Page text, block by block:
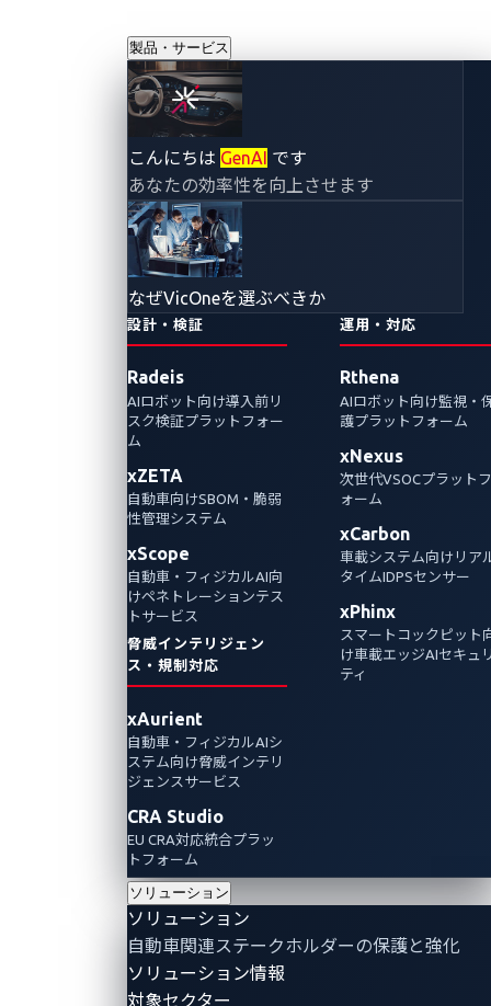
製品・サービス
こんにちは GenAI です
あなたの効率性を向上させます
なぜVicOneを選ぶべきか
設計・検証
Radeis
AIロボット向け導入前リ
スク検証プラットフォー
ム
xZETA
自動車向けSBOM・脆弱
性管理システム
xScope
自動車・フィジカルAI向
けペネトレーションテス
トサービス
脅威インテリジェン
ス・規制対応
xAurient
自動車・フィジカルAIシ
ステム向け脅威インテリ
ジェンスサービス
CRA Studio
EU CRA対応統合プラッ
トフォーム
運用・対応
Rthena
AIロボット向け監視・
護プラットフォーム
xNexus
次世代VSOCプラットフ
ォーム
xCarbon
車載システム向けリア
タイムIDPSセンサー
xPhinx
スマートコックピット
け車載エッジAIセキュ
ティ
ソリューション
ソリューション
自動車関連ステークホルダーの保護と強化
ソリューション情報
対象セクター
自動車サイバーセ
キュリティ人材の
裾野拡大を目的と
した自動車サイバ
ーセキュリティコ
ンテスト
「Automotive CTF
Japan 決勝」を9月
13日(金)に開催
2024年9月24日
VicOne
～主催の経済産業省から委託を受けたVicOne
開催される本選に出場する2チームが決定～